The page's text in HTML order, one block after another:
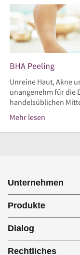
BHA Peeling
Unreine Haut, Akne
unangenehm für die
handelsüblichen
Mehr lesen
Unternehmen
Produkte
Dialog
Rechtliches